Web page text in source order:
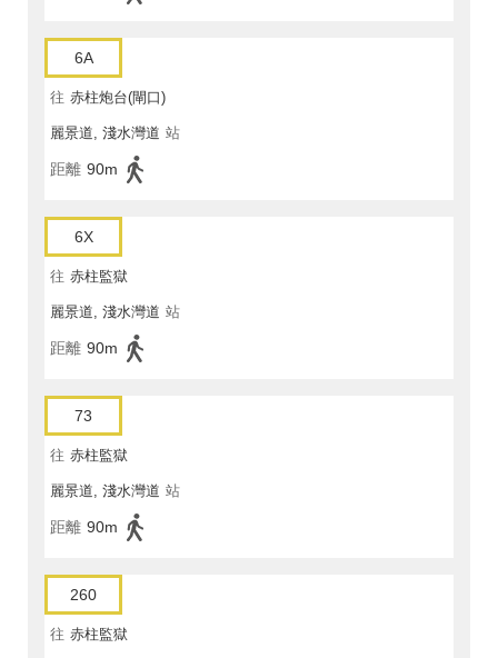
6A
往 赤柱炮台(閘口)
麗景道, 淺水灣道 站
距離 90m
6X
往 赤柱監獄
麗景道, 淺水灣道 站
距離 90m
73
往 赤柱監獄
麗景道, 淺水灣道 站
距離 90m
260
往 赤柱監獄